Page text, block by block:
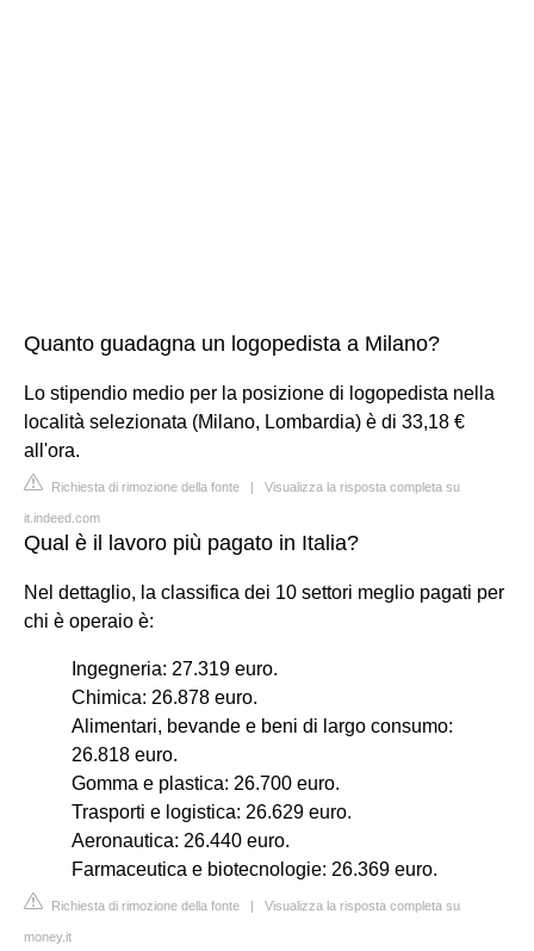
Quanto guadagna un logopedista a Milano?
Lo stipendio medio per la posizione di logopedista nella
località selezionata (Milano, Lombardia) è di 33,18 €
all'ora.
Richiesta di rimozione della fonte | Visualizza la risposta completa su
it.indeed.com
Qual è il lavoro più pagato in Italia?
Nel dettaglio, la classifica dei 10 settori meglio pagati per
chi è operaio è:
Ingegneria: 27.319 euro.
Chimica: 26.878 euro.
Alimentari, bevande e beni di largo consumo:
26.818 euro.
Gomma e plastica: 26.700 euro.
Trasporti e logistica: 26.629 euro.
Aeronautica: 26.440 euro.
Farmaceutica e biotecnologie: 26.369 euro.
Richiesta di rimozione della fonte | Visualizza la risposta completa su
money.it